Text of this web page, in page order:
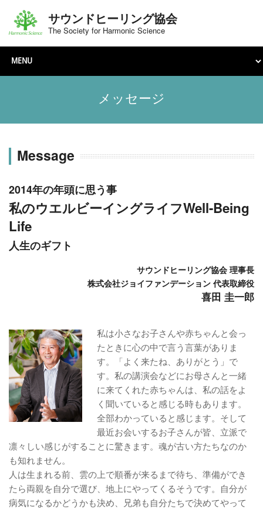
サウンドヒーリング協会
The Society for Harmonic Science
メッセージ
Message
2014年の年頭に思う事
私のウエルビーイングライフWell-Being
Life
人生のギフト
サウンドヒーリング協会 理事長
株式会社ジョイファンデーション 代表取締役
喜田 圭一郎
私は小さなお子さんや赤ちゃんと会っ
たときに心の中で言う言葉がありま
す。「よく来たね、ありがとう」で
す。私の講演会などにお母さんと一緒
に来てくれた赤ちゃんは、私の話をよ
く聞いていると感じる時もあります。
全部わかっていると感じます。そして
最近お会いするお子さんが皆、立派で
凛々しい感じがすることに驚きます。魂が古い方たちなのか
も知れません。
人は生まれる前、雲の上で順番が来るまで待ち、準備ができ
たら両親を自分で選び、地上にやってくるそうです。自分が
病気になるかどうかも決め、兄弟も自分たちで決めてやって